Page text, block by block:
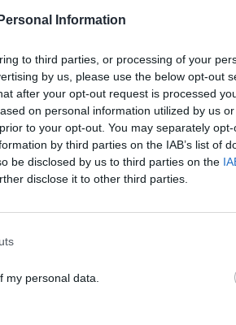
Information
to third parties, or processing of your
by us, please use the below opt-out
after your opt-out request is processed
on personal information utilized by us
to your opt-out. You may separately
by third parties on the IAB’s list of
be disclosed by us to third parties on the
disclose it to other third parties.
my personal data.
Index kg:
Objem:
Palce:
18
Počet v balení:
2
Priľnavosť na mokru:
B
Profil:
Ráfik:
Spotreba paliva:
E
Valivý odpor: